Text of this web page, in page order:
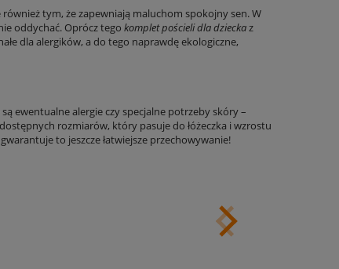
tym, że zapewniają maluchom spokojny sen. W
oddychać. Oprócz tego komplet pościeli dla dzieckaz
dla alergików, a do tego naprawdę ekologiczne,
ewentualne alergie czy specjalne potrzeby skóry –
rozmiarów, który pasuje do łóżeczka i wzrostu
to jeszcze łatwiejsze przechowywanie!